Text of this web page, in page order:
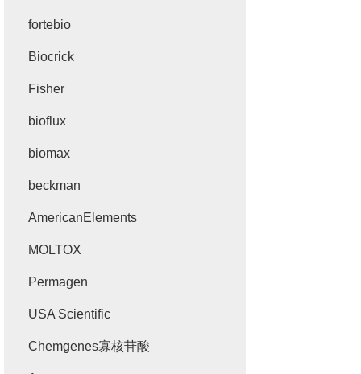
fortebio
Biocrick
Fisher
bioflux
biomax
beckman
AmericanElements
MOLTOX
Permagen
USA Scientific
Chemgenes寡核苷酸